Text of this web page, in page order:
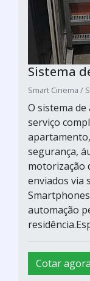
Sistema
Smart Cinema /
O sistema
serviço
segurança,
motorização
enviados via
automação
Cotar agora